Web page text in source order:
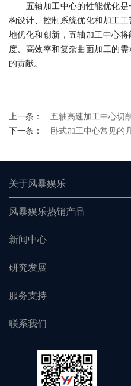
五轴加工中心的性能优化是
构设计、控制系统优化和加工
地优化和创新，五轴加工中心
度、高效率和复杂曲面加工的
的贡献。
上一条：
五轴高速加工中心切
下一条：
卧式加工中心常见的
关于风暴娱乐
风暴娱乐热销产品
新闻中心
研究发展
服务支持
联系我们